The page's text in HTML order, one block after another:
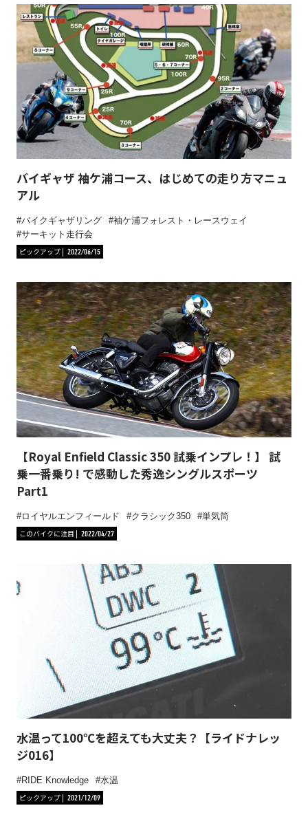
バイギャザ 袖ケ浦コース、はじめての走り方マニュ
アル
バイクギャザリング
袖ケ浦フォレスト・レースウェイ
サーキット走行会
ピックアップ
2022/06/15
【Royal Enfield Classic 350 試乗インプレ！】 試
乗一番乗り! で感動した秀逸シングルスポーツ
Part1
ロイヤルエンフィールド クラシック350
単気筒
このバイクに注目
2022/04/27
水温って100℃を超えても大丈夫？【ライドナレッ
ジ016】
RIDE Knowledge
水温
ピックアップ
2021/12/09